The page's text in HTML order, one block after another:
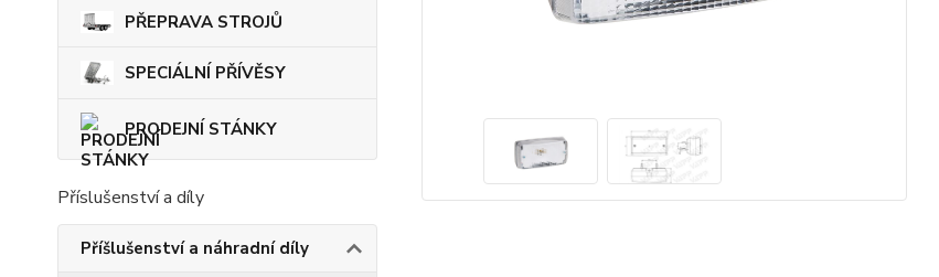
PŘEPRAVA STROJŮ
SPECIÁLNÍ PŘÍVĚSY
PRODEJNÍ STÁNKY
Příslušenství a díly
Příšlušenství a náhradní díly